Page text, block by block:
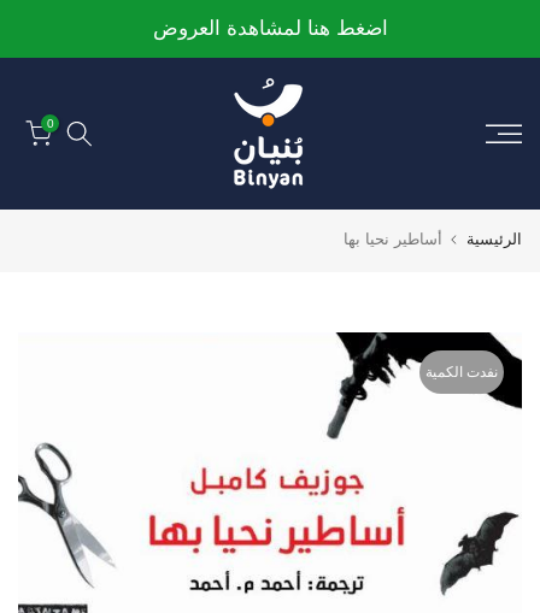
إلى
اضغط هنا لمشاهدة العروض
0
الرئيسية أساطير نحيا بها
نفدت الكمية